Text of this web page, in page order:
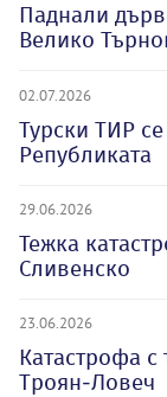
Паднали
Велико
02.07.2026
Турски ТИР
Републиката
29.06.2026
Тежка
Сливенско
23.06.2026
Катастрофа с
Троян-Ловеч